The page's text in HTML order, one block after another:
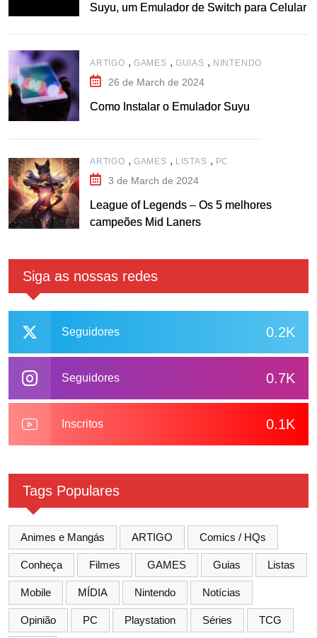
Suyu, um Emulador de Switch para Celular
ARTIGO , GAMES , GUIAS , NINTENDO
26 de March de 2024
Como Instalar o Emulador Suyu
ARTIGO , GAMES , LISTAS , PC
3 de March de 2024
League of Legends – Os 5 melhores
campeões Mid Laners
Siga as nossas redes
0.2K
Seguidores
0.7K
Seguidores
0.1K
Inscritos
Tags Populares
Animes e Mangás ARTIGO Comics / HQs
Conheça Filmes GAMES Guias Listas
Mobile MÍDIA Nintendo Notícias
Opinião PC Playstation Séries TCG